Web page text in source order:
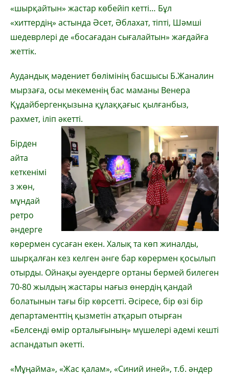
«шырқайтын» жастар көбейіп кетті… Бұл
«хиттердің» астында Әсет, Әблахат, тіпті, Шәмші
шедеврлері де «босағадан сығалайтын» жағдайға
жеттік.
Аудандық мәдениет бөлімінің басшысы Б.Жаналин
мырзаға, осы мекеменің бас маманы Венера
Құдайбергенқызына құлаққағыс қылғанбыз,
рахмет, іліп әкетті.
Бірден
айта
кеткенімі
з жөн,
мұндай
ретро
әндерге
көрермен сусаған екен. Халық та көп жиналды,
шырқалған кез келген әнге бар көрермен қосылып
отырды. Ойнақы әуендерге ортаны бермей билеген
70-80 жылдың жастары нағыз өнердің қандай
болатынын тағы бір көрсетті. Әсіресе, бір өзі бір
департаменттің қызметін атқарып отырған
«Белсенді өмір орталығының» мүшелері әдемі кешті
аспандатып әкетті.
«Мұңайма», «Жас қалам», «Синий иней», т.б. әндер